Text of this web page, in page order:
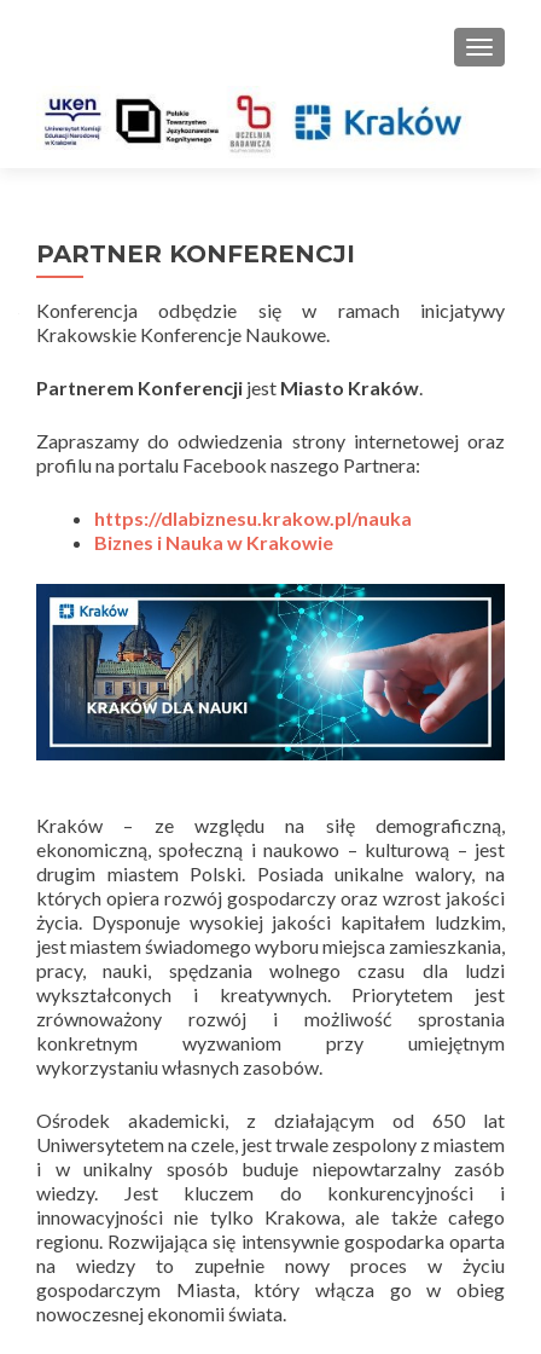
PARTNER KONFERENCJI
Konferencja odbędzie się w ramach inicjatywy
Krakowskie Konferencje Naukowe.
Partnerem Konferencji jest Miasto Kraków.
Zapraszamy do odwiedzenia strony internetowej oraz
profilu na portalu Facebook naszego Partnera:
https://dlabiznesu.krakow.pl/nauka
Biznes i Nauka w Krakowie
Kraków – ze względu na siłę demograficzną,
ekonomiczną, społeczną i naukowo – kulturową – jest
drugim miastem Polski. Posiada unikalne walory, na
których opiera rozwój gospodarczy oraz wzrost jakości
życia. Dysponuje wysokiej jakości kapitałem ludzkim,
jest miastem świadomego wyboru miejsca zamieszkania,
pracy, nauki, spędzania wolnego czasu dla ludzi
wykształconych i kreatywnych. Priorytetem jest
zrównoważony rozwój i możliwość sprostania
konkretnym wyzwaniom przy umiejętnym
wykorzystaniu własnych zasobów.
Ośrodek akademicki, z działającym od 650 lat
Uniwersytetem na czele, jest trwale zespolony z miastem
i w unikalny sposób buduje niepowtarzalny zasób
wiedzy. Jest kluczem do konkurencyjności i
innowacyjności nie tylko Krakowa, ale także całego
regionu. Rozwijająca się intensywnie gospodarka oparta
na wiedzy to zupełnie nowy proces w życiu
gospodarczym Miasta, który włącza go w obieg
nowoczesnej ekonomii świata.